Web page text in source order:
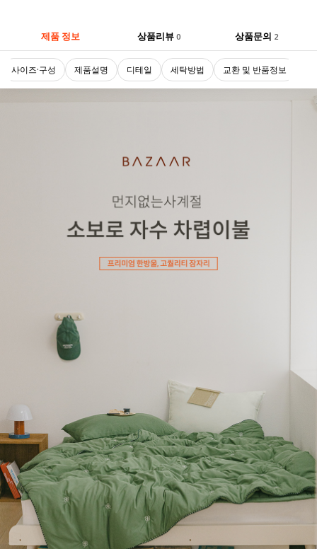
제품 정보 상품리뷰 0 상품문의 2
사이즈·구성 제품설명 디테일 세탁방법 교환 및 반품정보